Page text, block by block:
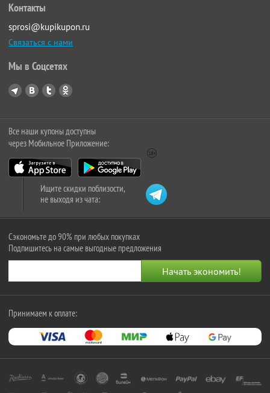
Контакты
sprosi@kupikupon.ru
Связаться с нами
Мы в Соцсетях
Все наши купоны доступны
через Мобильное Приложение:
Ищите скидки поблизости,
не выходя из чата:
Сэкономьте до 90% при любых покупках
Подпишитесь на самые выгодные предложения
Принимаем к оплате: